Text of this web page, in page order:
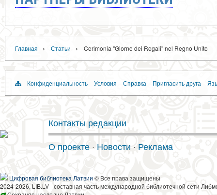
Главная › Статьи › Cerimonia "Giorno dei Regali" nel Regno Unito
Конфиденциальность Условия Справка Пригласить друга
Контакты редакции
О проекте · Новости · Реклама
Цифровая библиотека Латвии © Все права защищены
2024-2026, LIB.LV - составная часть международной библиотечной сети